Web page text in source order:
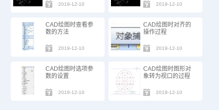
2019-12-10 2019-12-10
CAD绘图时查看参
数的方法
2019-12-10
CAD绘图时对齐的
操作过程
2019-12-10
CAD绘图时选项参
数的设置
2019-12-10
CAD绘图时图形对
象转为视口的过程
2019-12-10